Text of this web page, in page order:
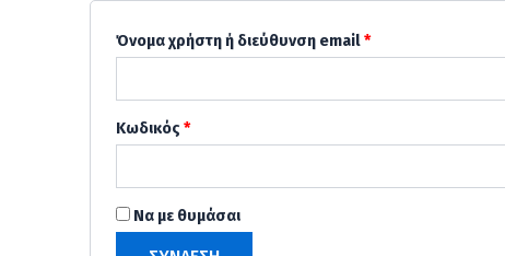
Όνομα χρήστη ή διεύθυνση email*
Κωδικός *
Να με θυμάσαι